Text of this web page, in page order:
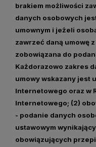
brakiem możliwości
danych osobowych
umownym i jeżeli
zawrzeć daną umowę
zobowiązana do
Każdorazowo zakres
umowy wskazany jest
Internetowego oraz w
Internetowego; (2)
- podanie danych
ustawowym
obowiązujących